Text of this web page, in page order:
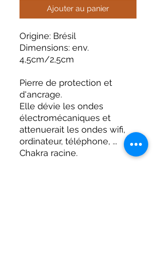
Ajouter au panier
Origine: Brésil
Dimensions: env.
4,5cm/2,5cm
Pierre de protection et
d'ancrage.
Elle dévie les ondes
électromécaniques et
attenuerait les ondes wifi,
ordinateur, téléphone, ...
Chakra racine.